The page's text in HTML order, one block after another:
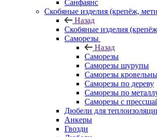
Санфаянс
Скобяные изделия (крепёж,
Назад
Скобяные изделия
Саморезы
Назад
Саморезы
Саморезы шурупы
Саморезы
Саморезы по дереву
Саморезы по
Саморезы с
Дюбели для
Анкеры
Гвозди